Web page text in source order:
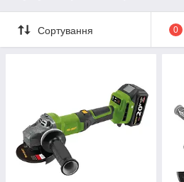
Сортування 0